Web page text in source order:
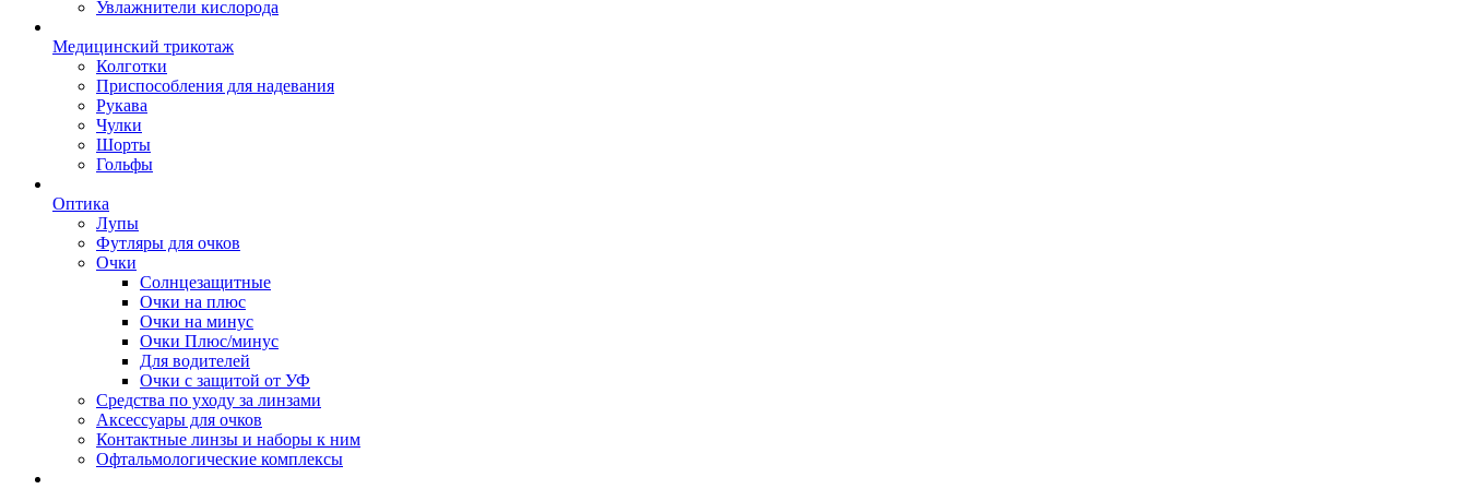
Увлажнители кислорода
Медицинский трикотаж
Колготки
Приспособления для надевания
Рукава
Чулки
Шорты
Гольфы
Оптика
Лупы
Футляры для очков
Очки
Солнцезащитные
Очки на плюс
Очки на минус
Очки Плюс/минус
Для водителей
Очки с защитой от УФ
Средства по уходу за линзами
Аксессуары для очков
Контактные линзы и наборы к ним
Офтальмологические комплексы